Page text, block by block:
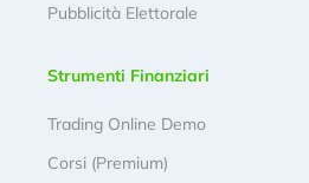
Pubblicità Elettorale
Strumenti Finanziari
Trading Online Demo
Corsi (Premium)